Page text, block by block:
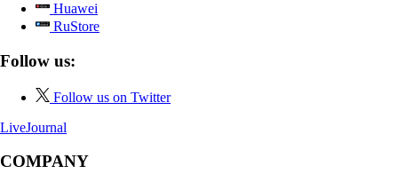
Huawei
RuStore
Follow us:
Follow us on Twitter
LiveJournal
COMPANY